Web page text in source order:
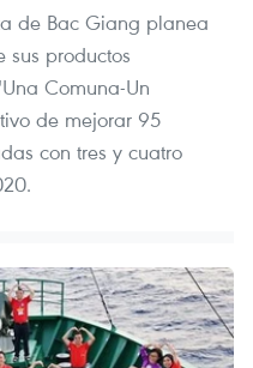
de Bac Giang planea
sus productos
Comuna-Un
de mejorar 95
con tres y cuatro